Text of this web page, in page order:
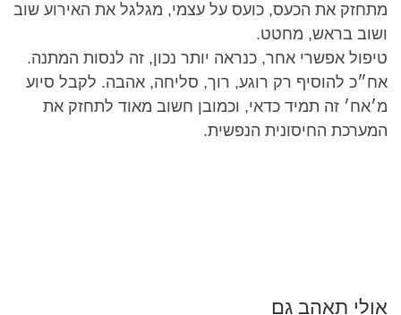
מתחזק את הכעס, כועס על עצמי, מגלגל את האירוע שוב
ושוב בראש, מחטט.
טיפול אפשרי אחר, כנראה יותר נכון, זה לנסות המתנה.
אח״כ להוסיף רק רוגע, רוך, סליחה, אהבה. לקבל סיוע
מ׳אח׳ זה תמיד כדאי, וכמובן חשוב מאוד לתחזק את
המערכת החיסונית הנפשית.
אולי תאהב גם